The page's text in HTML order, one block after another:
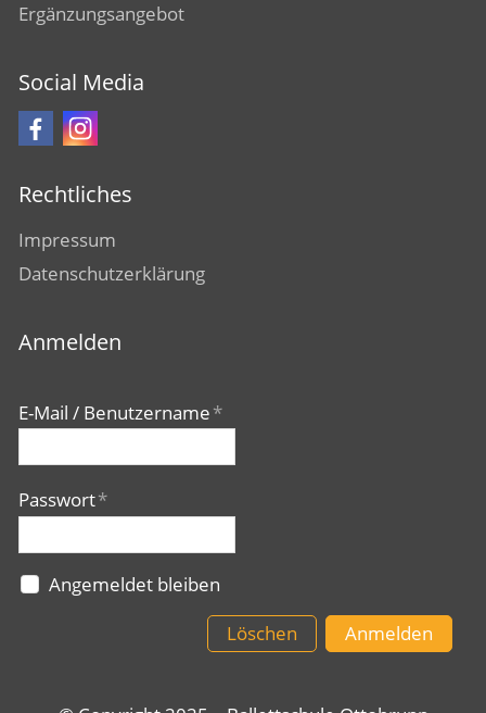
Ergänzungsangebot
Social Media
Rechtliches
Impressum
Datenschutzerklärung
Anmelden
E-Mail / Benutzername*
Passwort*
Angemeldet bleiben
Löschen
Anmelden